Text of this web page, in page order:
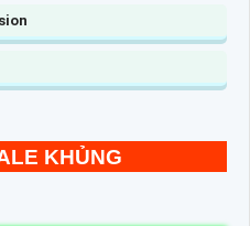
KHỦNG